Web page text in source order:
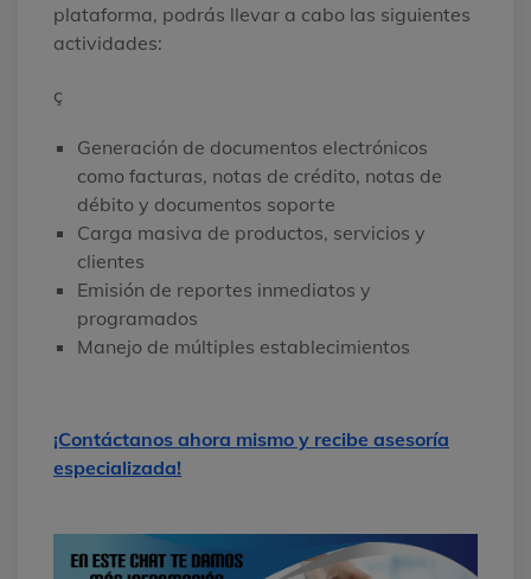
plataforma, podrás llevar a cabo las siguientes
actividades:
ç
Generación de documentos electrónicos
como facturas, notas de crédito, notas de
débito y documentos soporte
Carga masiva de productos, servicios y
clientes
Emisión de reportes inmediatos y
programados
Manejo de múltiples establecimientos
¡Contáctanos ahora mismo y recibe asesoría
especializada!